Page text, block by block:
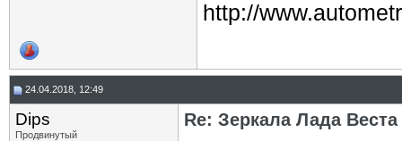
http://
24.04.2018, 12:49
Dips
Продвинутый
Re: Зеркала Лада Веста